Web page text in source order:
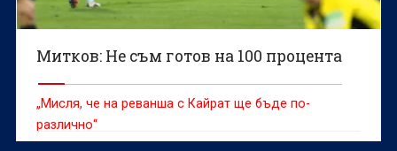
Митков: Не съм готов на 100 процента
„Мисля, че на реванша с Кайрат ще бъде по-
различно“